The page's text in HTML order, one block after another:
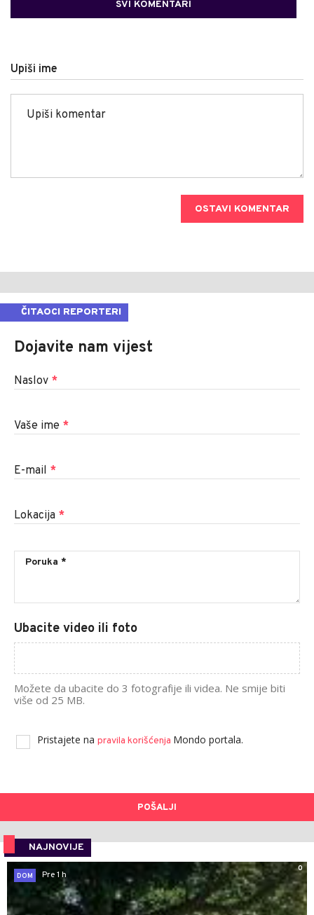
SVI KOMENTARI
Upiši ime
OSTAVI KOMENTAR
ČITAOCI REPORTERI
Dojavite nam vijest
Naslov *
Vaše ime *
E-mail *
Lokacija *
Ubacite video ili foto
Možete da ubacite do 3 fotografije ili videa. Ne smije biti
više od 25 MB.
Pristajete na pravila korišćenja Mondo portala.
POŠALJI
NAJNOVIJE
0
DOM
Pre 1 h